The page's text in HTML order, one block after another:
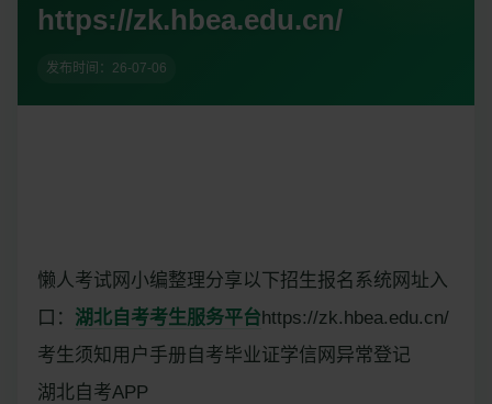
https://zk.hbea.edu.cn/
发布时间：26-07-06
懒人考试网小编整理分享以下招生报名系统网址入
口： 湖北自考考生服务平台https://zk.hbea.edu.cn/
考生须知用户手册自考毕业证学信网异常登记
湖北自考APP